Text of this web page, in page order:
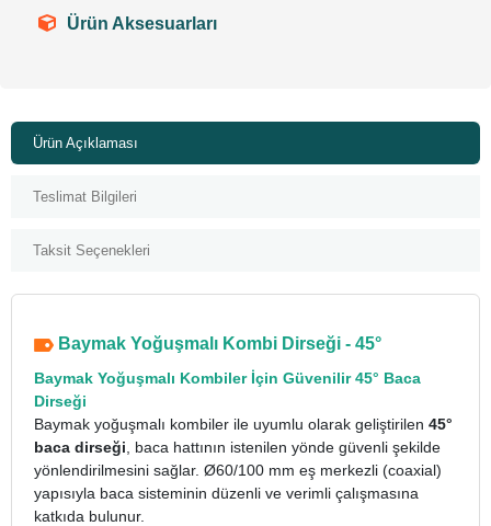
Ürün Aksesuarları
Ürün Açıklaması
Teslimat Bilgileri
Taksit Seçenekleri
Baymak Yoğuşmalı Kombi Dirseği - 45°
Baymak Yoğuşmalı Kombiler İçin Güvenilir 45° Baca
Dirseği
Baymak yoğuşmalı kombiler ile uyumlu olarak geliştirilen 45°
baca dirseği , baca hattının istenilen yönde güvenli şekilde
yönlendirilmesini sağlar. Ø60/100 mm eş merkezli (coaxial)
yapısıyla baca sisteminin düzenli ve verimli çalışmasına
katkıda bulunur.